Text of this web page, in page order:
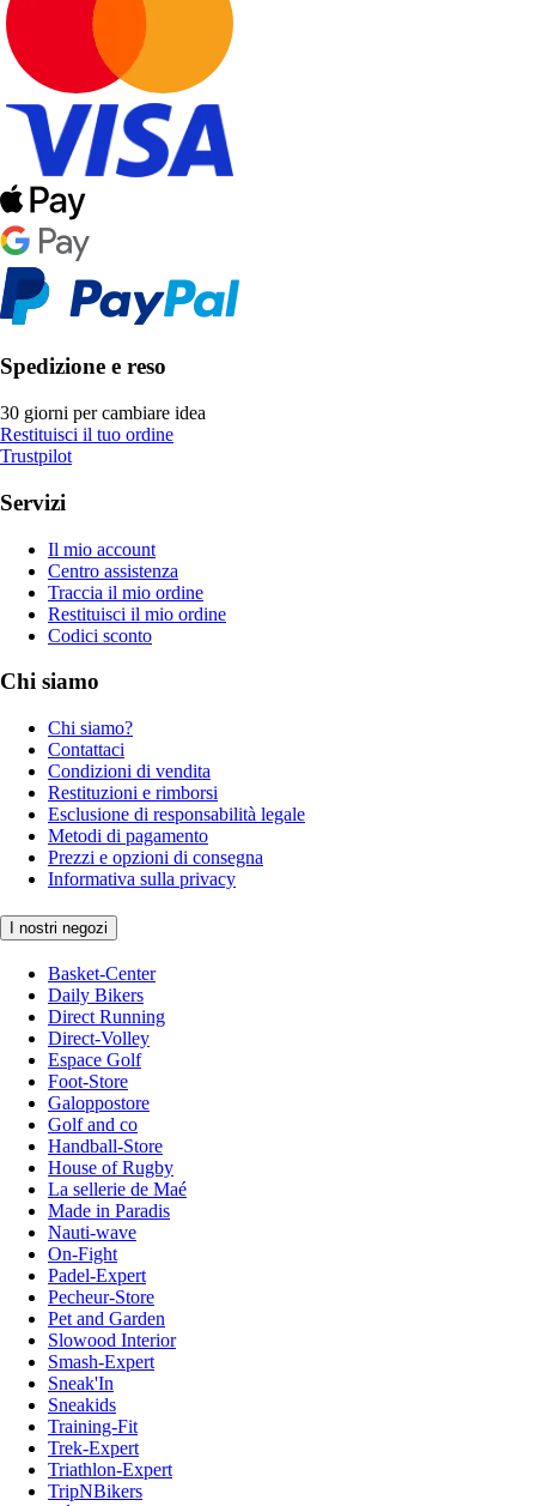
Spedizione e reso
30 giorni per cambiare idea
Restituisci il tuo ordine
Trustpilot
Servizi
Il mio account
Centro assistenza
Traccia il mio ordine
Restituisci il mio ordine
Codici sconto
Chi siamo
Chi siamo?
Contattaci
Condizioni di vendita
Restituzioni e rimborsi
Esclusione di responsabilità legale
Metodi di pagamento
Prezzi e opzioni di consegna
Informativa sulla privacy
I nostri negozi
Basket-Center
Daily Bikers
Direct Running
Direct-Volley
Espace Golf
Foot-Store
Galoppostore
Golf and co
Handball-Store
House of Rugby
La sellerie de Maé
Made in Paradis
Nauti-wave
On-Fight
Padel-Expert
Pecheur-Store
Pet and Garden
Slowood Interior
Smash-Expert
Sneak'In
Sneakids
Training-Fit
Trek-Expert
Triathlon-Expert
TripNBikers